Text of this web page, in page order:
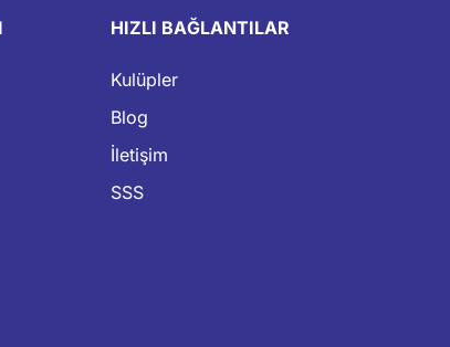
HIZLI BAĞLANTILAR
Kulüpler
Blog
İletişim
SSS